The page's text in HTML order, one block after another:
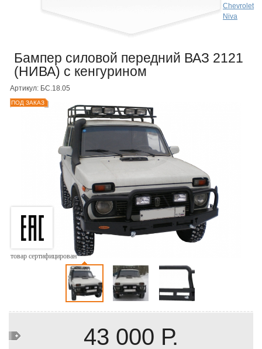
Chevrolet
Niva
Бампер силовой передний ВАЗ 2121
(НИВА) с кенгурином
Артикул: БС.18.05
ПОД ЗАКАЗ
товар сертифицирован
43 000 Р.